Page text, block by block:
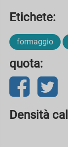
Etichete:
formaggio
quota:
Densità